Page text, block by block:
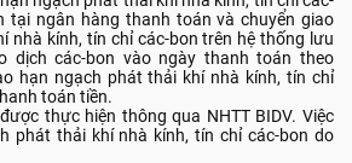
tại ngân hàng thanh toán và chuyển giao
nhà kính, tín chỉ các-bon trên hệ thống lưu
dịch các-bon vào ngày thanh toán theo
hạn ngạch phát thải khí nhà kính, tín chỉ
toán tiền.
thực hiện thông qua NHTT BIDV. Việc
phát thải khí nhà kính, tín chỉ các-bon do